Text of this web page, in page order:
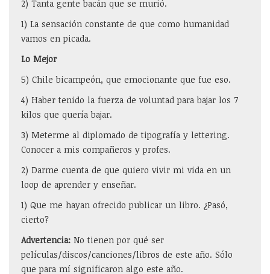
2) Tanta gente bacán que se murió.
1) La sensación constante de que como humanidad
vamos en picada.
Lo Mejor
5) Chile bicampeón, que emocionante que fue eso.
4) Haber tenido la fuerza de voluntad para bajar los 7
kilos que quería bajar.
3) Meterme al diplomado de tipografía y lettering.
Conocer a mis compañeros y profes.
2) Darme cuenta de que quiero vivir mi vida en un
loop de aprender y enseñar.
1) Que me hayan ofrecido publicar un libro. ¿Pasó,
cierto?
Advertencia: No tienen por qué ser
películas/discos/canciones/libros de este año. Sólo
que para mí significaron algo este año.